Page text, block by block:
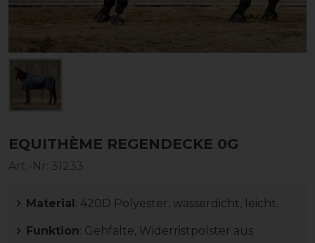
EQUITHÈME REGENDECKE 0G
Art.-Nr: 31233
Material : 420D Polyester, wasserdicht, leicht.
Funktion: Gehfalte, Widerristpolster aus